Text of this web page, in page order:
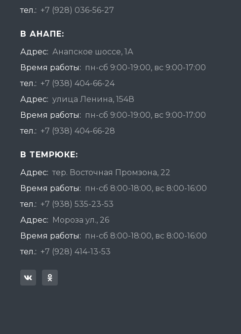
тел.: +7 (928) 036-56-27
В АНАПЕ:
Адрес: Анапское шоссе, 1А
Время работы: пн-сб 9:00-19:00, вс 9:00-17:00
тел.: +7 (938) 404-66-24
Адрес: улица Ленина, 154В
Время работы: пн-сб 9:00-19:00, вс 9:00-17:00
тел.: +7 (938) 404-66-28
В ТЕМРЮКЕ:
Адрес: тер. Восточная Промзона, 22
Время работы: пн-сб 8:00-18:00, вс 8:00-16:00
тел.: +7 (938) 535-23-53
Адрес:
Мороза ул., 26
Время работы: пн-сб 8:00-18:00, вс 8:00-16:00
тел.: +7 (928) 414-13-53